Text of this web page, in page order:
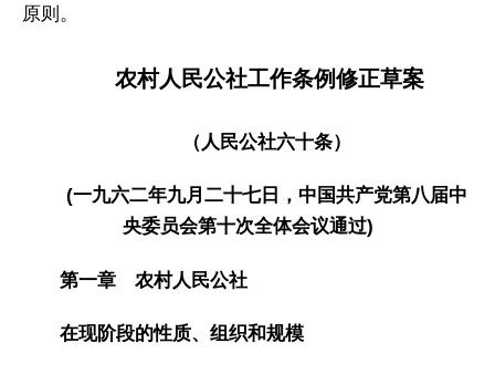
原则。
农村人民公社工作条例修正草案
（人民公社六十条）
(一九六二年九月二十七日，中国共产党第八届中
央委员会第十次全体会议通过)
第一章 农村人民公社
在现阶段的性质、组织和规模